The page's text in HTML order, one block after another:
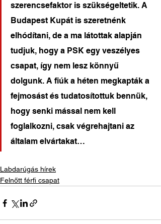
szerencsefaktor is szükségeltetik. A
Budapest Kupát is szeretnénk
elhódítani, de a ma látottak alapján
tudjuk, hogy a PSK egy veszélyes
csapat, így nem lesz könnyű
dolgunk. A fiúk a héten megkapták a
fejmosást és tudatosítottuk bennük,
hogy senki mással nem kell
foglalkozni, csak végrehajtani az
általam elvártakat…
Labdarúgás hírek
Felnőtt férfi csapat